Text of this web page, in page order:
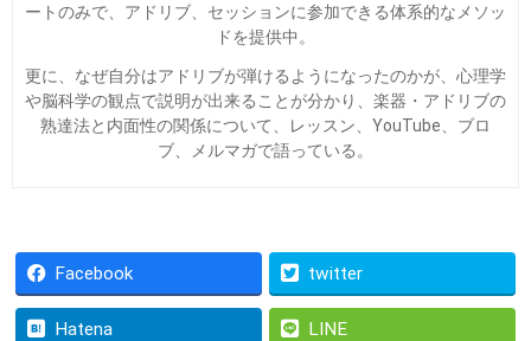
ートのみで、アドリブ、セッションに参加できる体系的なメソッ
ドを提供中。
更に、なぜ自分はアドリブが弾けるようになったのかが、心理学
や脳科学の観点で説明が出来ることが分かり、楽器・アドリブの
熟達法と内面性の関係について、レッスン、YouTube、ブロ
ブ、メルマガで語っている。
Facebook twitter
Hatena LINE